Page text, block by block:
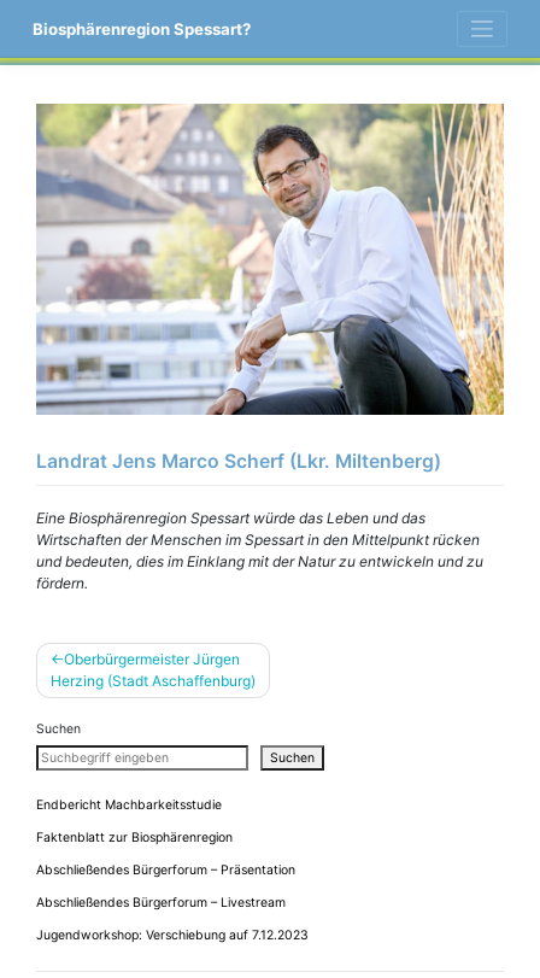
Biosphärenregion Spessart?
Landrat Jens Marco Scherf (Lkr. Miltenberg)
Eine Biosphärenregion Spessart würde das Leben und das
Wirtschaften der Menschen im Spessart in den Mittelpunkt rücken
und bedeuten, dies im Einklang mit der Natur zu entwickeln und zu
fördern.
Beitragsnavigation
Oberbürgermeister Jürgen
Herzing (Stadt Aschaffenburg)
Suchen
Suchen
Endbericht Machbarkeitsstudie
Faktenblatt zur Biosphärenregion
Abschließendes Bürgerforum – Präsentation
Abschließendes Bürgerforum – Livestream
Jugendworkshop: Verschiebung auf 7.12.2023